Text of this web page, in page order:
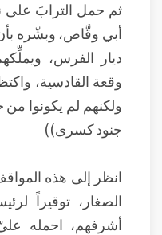
ثم حمل الترابَ على
أبي وقَّاص، وبشّره
ديار الفرس،
وقعة القادسية،
ولكنهم لم يكونوا من
جنود كسرى))
انظر إلى هذه
الصغار، توقيراً
أشرفهم، احمله